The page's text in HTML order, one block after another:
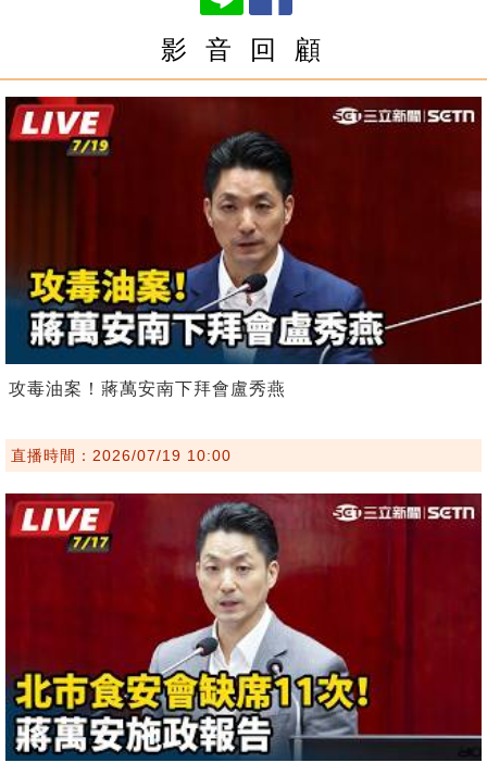
影 音 回 顧
攻毒油案！蔣萬安南下拜會盧秀燕
直播時間：2026/07/19 10:00